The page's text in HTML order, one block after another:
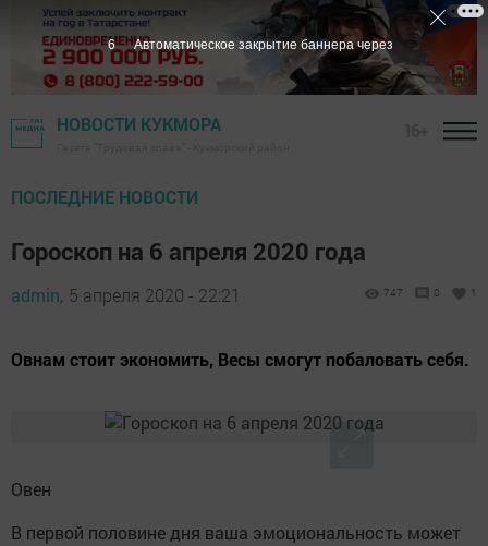
НОВОСТИ КУКМОРА
ПОСЛЕДНИЕ НОВОСТИ
Гороскоп на 6 апреля 2020 года
admin, 5 апреля 2020 - 22:21 747 0 1
Овнам стоит экономить, Весы смогут побаловать себя.
Овен
В первой половине дня ваша эмоциональность может
4 Автоматическое закрытие баннера через